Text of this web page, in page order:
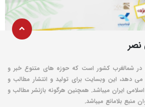
نصر
در شمالغرب کشور است که حوزه های متنوع خبر و
دهد، این وبسایت برای تولید و انتشار مطالب و
ایران میباشد. همچنین هرگونه بازنشر مطالب و
منبع بلامانع میباشد.